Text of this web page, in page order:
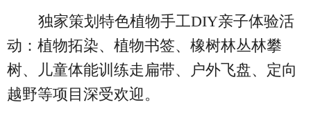
独家策划特色植物手工DIY亲子体验活
动：植物拓染、植物书签、橡树林丛林攀
树、儿童体能训练走扁带、户外飞盘、定向
越野等项目深受欢迎。